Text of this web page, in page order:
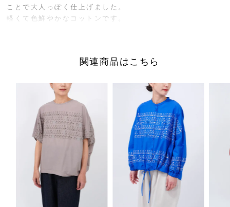
ことで大人っぽく仕上げました。
軽くて色鮮やかなコットンです。
スカートのようなシルエットと、パンツならではの動きやす
のセットアップスタイルもおすすめです。
■"うさぎLOTS"シリーズは
サイズ／FREE
着丈88cm、股上40cm、股下52cm、ヒップ64cm、
ウエスト67cm～最大約100cm(ゴム仕様・内紐あり)
素材／綿100%、（裏地）綿100%
原産国／日本
商品番号
07GS083012
関連商品はこちら